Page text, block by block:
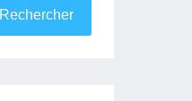
Rechercher